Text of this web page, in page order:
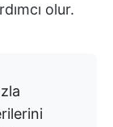
olur.